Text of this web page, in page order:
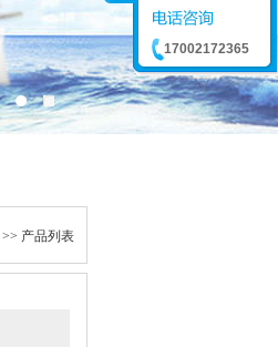
>> 产品列表
17002172365